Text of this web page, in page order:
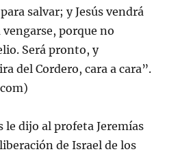
salvar; y Jesús vendrá
vengarse, porque no
Será pronto, y
del Cordero, cara a cara”.
le dijo al profeta Jeremías
de Israel de los